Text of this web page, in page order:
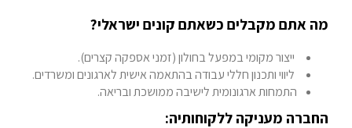
מה אתם מקבלים כשאתם קונים ישראלי?
ייצור מקומי במפעל בחולון (זמני אספקה קצרים).
ליווי ותכנון חללי עבודה בהתאמה אישית לארגונים ומשרדים.
התמחות ארגונומית לישיבה ממושכת ובריאה.
החברה מעניקה ללקוחותיה: